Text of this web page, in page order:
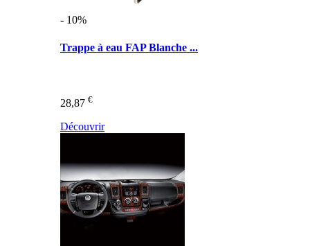
- 10%
Trappe à eau FAP Blanche ...
28,87 €
Découvrir